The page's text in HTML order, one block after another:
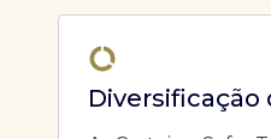
Diversificação